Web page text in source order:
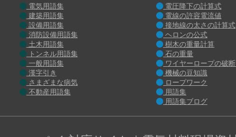
電気用語集
建築用語集
設備用語集
消防設備用語集
土木用語集
トンネル用語集
一般用語集
漢字引き
さまざまな病気
不動産用語集
電圧降下の計算式
電線の許容電流値
接地線の太さの計算式
ヘロンの公式
樹木の重量計算
石の重量
ワイヤーロープの破
機械の豆知識
ロープワーク
用語集
用語集ブログ